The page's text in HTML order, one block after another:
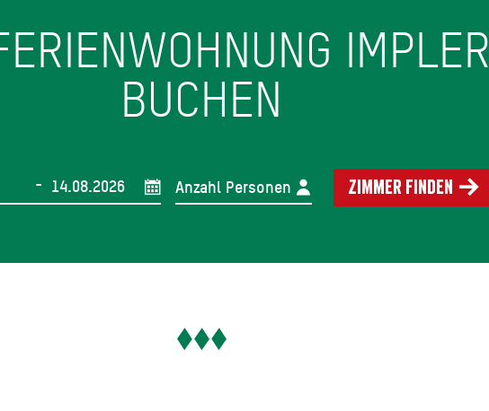
IMPLER
BUCHEN
- Anzahl Personen Zimmer finden